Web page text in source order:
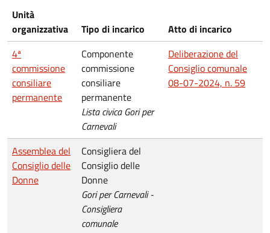
Unità
organizzativa
Tipo di incarico
Atto di incarico
4ª
commissione
consiliare
permanente
Componente
commissione
consiliare
permanente
Lista civica Gori per
Carnevali
Deliberazione del
Consiglio comunale
08-07-2024, n. 59
Assemblea del
Consiglio delle
Donne
Consigliera del
Consiglio delle
Donne
Gori per Carnevali -
Consigliera
comunale